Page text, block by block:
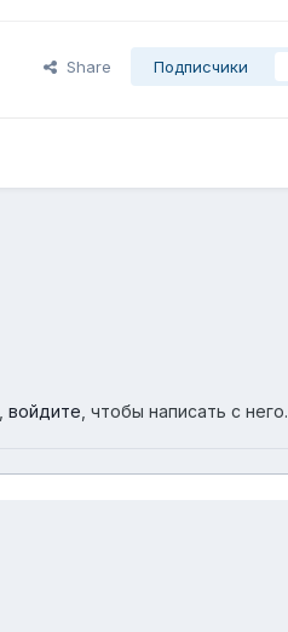
Share Подписчики
войдите , чтобы написать с него.